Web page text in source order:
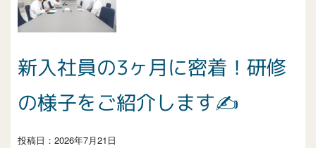
新入社員の3ヶ月に密着！研修
の様子をご紹介します✍
投稿日： 2026年7月21日